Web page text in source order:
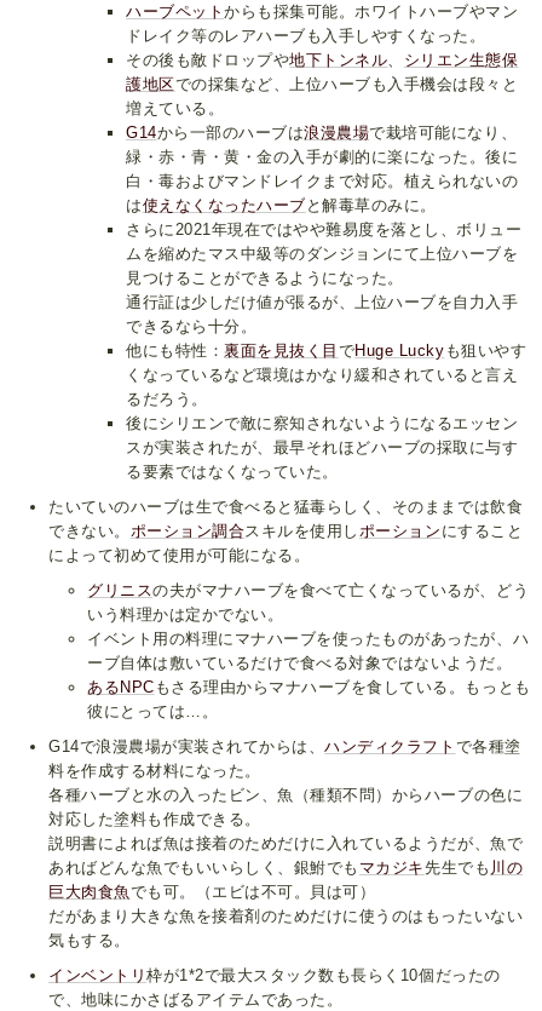
ハーブペットからも採集可能。ホワイトハーブやマン
ドレイク等のレアハーブも入手しやすくなった。
その後も敵ドロップや地下トンネル
シリエン生態保
護地区での採集など、上位ハーブも入手機会は段々と
増えている。
G14から一部のハーブは浪漫農場で栽培可能になり、
緑・赤・青・黄・金の入手が劇的に楽になった。後に
白・毒およびマンドレイクまで対応。植えられないの
は使えなくなったハーブ と解毒草のみに。
さらに2021年現在ではやや難易度を落とし、ボリュー
ムを縮めたマス中級等のダンジョンにて上位ハーブを
見つけることができるようになった。
通行証は少しだけ値が張るが、上位ハーブを自力入手
できるなら十分。
他にも特性：裏面を見抜く目 でHuge Lucky も狙いやす
くなっているなど環境はかなり緩和されていると言え
るだろう。
後にシリエンで敵に察知されないようになるエッセン
スが実装されたが、最早それほどハーブの採取に与す
る要素ではなくなっていた。
たいていのハーブは生で食べると猛毒らしく、そのままでは飲食
できない。 ポーション調合スキルを使用し ポーション にすること
によって初めて使用が可能になる。
グリニスの夫がマナハーブを食べて亡くなっているが、どう
いう料理かは定かでない。
イベント用の料理にマナハーブを使ったものがあったが、ハ
ーブ自体は敷いているだけで食べる対象ではないようだ。
あるNPC もさる理由からマナハーブを食している。もっとも
彼にとっては…。
G14で浪漫農場が実装されてからは、ハンディクラフト で各種塗
料を作成する材料になった。
各種ハーブと水の入ったビン、魚（種類不問）からハーブの色に
対応した塗料も作成できる。
説明書によれば魚は接着のためだけに入れているようだが、魚で
あればどんな魚でもいいらしく、銀鮒でも マカジキ先生でも 川の
巨大肉食魚でも可。（エビは不可。貝は可）
だがあまり大きな魚を接着剤のためだけに使うのはもったいない
気もする。
インベントリ枠が1*2で最大スタック数も長らく10個だったの
で、地味にかさばるアイテムであった。